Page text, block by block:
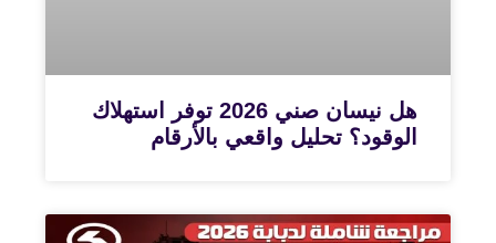
هل نيسان صني 2026 توفر استهلاك
الوقود؟ تحليل واقعي بالأرقام